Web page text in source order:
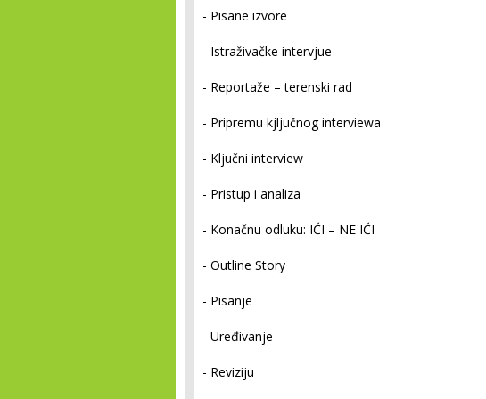
- Pisane izvore
- Istraživačke intervjue
- Reportaže – terenski rad
- Pripremu kjljučnog interviewa
- Ključni interview
- Pristup i analiza
- Konačnu odluku: IĆI – NE IĆI
- Outline Story
- Pisanje
- Uređivanje
- Reviziju